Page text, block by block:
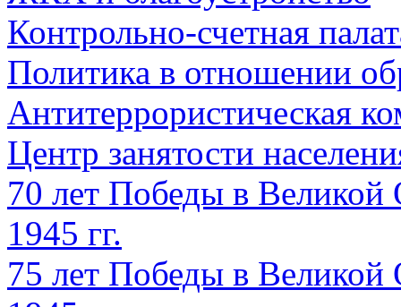
Контрольно-счетная
Политика в отношении
Антитеррористическая
Центр занятости
70 лет Победы в Великой
1945 гг.
75 лет Победы в Великой